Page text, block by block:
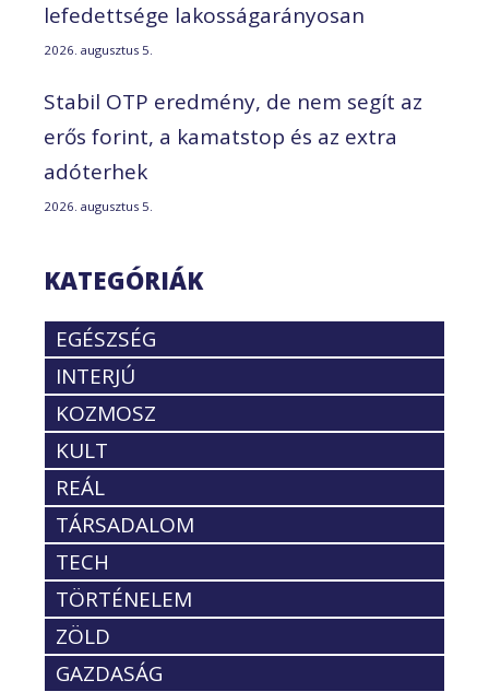
lefedettsége lakosságarányosan
2026. augusztus 5.
Stabil OTP eredmény, de nem segít az
erős forint, a kamatstop és az extra
adóterhek
2026. augusztus 5.
KATEGÓRIÁK
EGÉSZSÉG
INTERJÚ
KOZMOSZ
KULT
REÁL
TÁRSADALOM
TECH
TÖRTÉNELEM
ZÖLD
GAZDASÁG